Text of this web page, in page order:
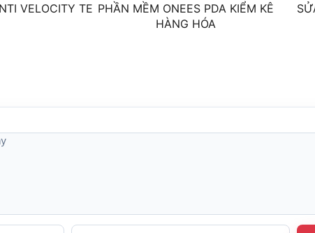
VELOCITY TE PHẦN MỀM ONEES PDA KIỂM KÊ
HÀNG HÓA